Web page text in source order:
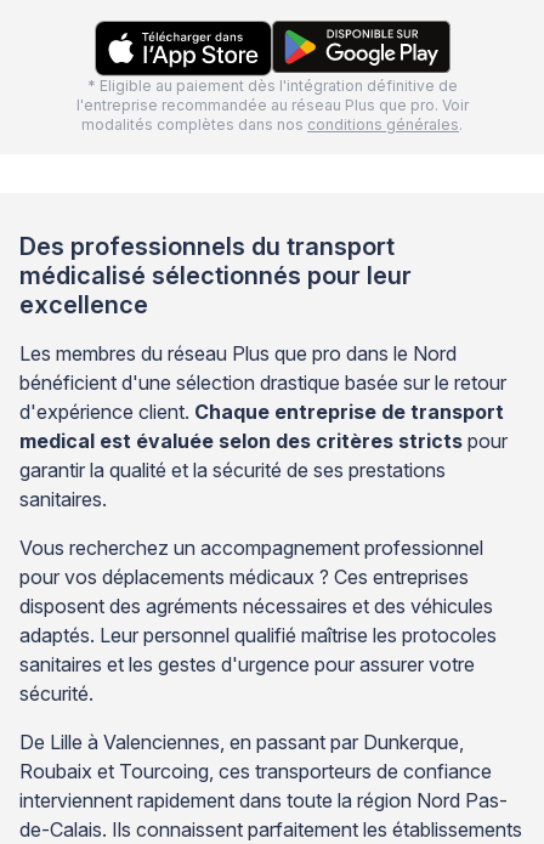
* Eligible au paiement dès l'intégration définitive de
l'entreprise recommandée au réseau Plus que pro. Voir
modalités complètes dans nos conditions générales.
Des professionnels du transport
médicalisé sélectionnés pour leur
excellence
Les membres du réseau Plus que pro dans le Nord
bénéficient d'une sélection drastique basée sur le retour
d'expérience client. Chaque entreprise de transport
medical est évaluée selon des critères stricts pour
garantir la qualité et la sécurité de ses prestations
sanitaires.
Vous recherchez un accompagnement professionnel
pour vos déplacements médicaux ? Ces entreprises
disposent des agréments nécessaires et des véhicules
adaptés. Leur personnel qualifié maîtrise les protocoles
sanitaires et les gestes d'urgence pour assurer votre
sécurité.
De Lille à Valenciennes, en passant par Dunkerque,
Roubaix et Tourcoing, ces transporteurs de confiance
interviennent rapidement dans toute la région Nord Pas-
de-Calais. Ils connaissent parfaitement les établissements